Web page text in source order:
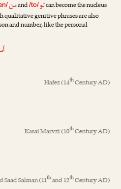
منand/to/توcan become the nucleus
qualitative genitive phrases are also
and number, like the personal
Hafez(14thCentury AD)
Kasai Marvzi(10thCentury AD)
Saad Salman(11thand 12thCentury AD)